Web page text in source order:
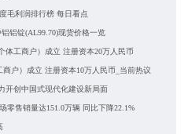
毛利润排行榜 每日看点
铝锭(AL99.70)现货价格一览
体工商户）成立 注册资本20万人民币
户）成立 注册资本10万人民币_当前热议
开创中国式现代化建设新局面
零售销量达151.0万辆 同比下降22.1%